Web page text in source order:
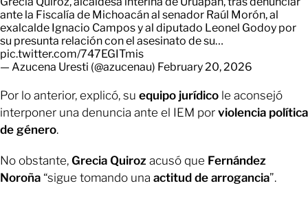
ante la Fiscalía de Michoacán al senador Raúl Morón, al
exalcalde Ignacio Campos y al diputado Leonel Godoy por
su presunta relación con el asesinato de su…
pic.twitter.com/747EGITmis
— Azucena Uresti (@azucenau) February 20, 2026
Por lo anterior, explicó, su equipo jurídico le aconsejó
interponer una denuncia ante el IEM por violencia política
de género.
No obstante, Grecia Quiroz acusó que Fernández
Noroña “sigue tomando una actitud de arrogancia”.